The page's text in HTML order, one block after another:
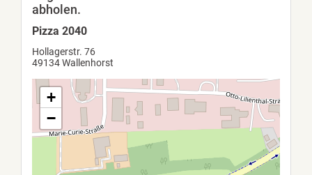
abholen.
Pizza 2040
Hollagerstr. 76
49134 Wallenhorst
+
−